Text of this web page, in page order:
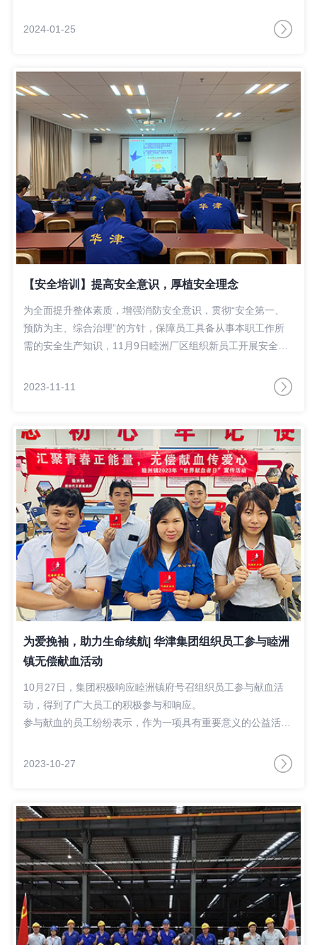
2024-01-25
【安全培训】提高安全意识，厚植安全理念
为全面提升整体素质，增强消防安全意识，贯彻“安全第一、
预防为主、综合治理”的方针，保障员工具备从事本职工作所
需的安全生产知识，11月9日睦洲厂区组织新员工开展安全知
2023-11-11
为爱挽袖，助力生命续航| 华津集团组织员工参与睦洲
镇无偿献血活动
10月27日，集团积极响应睦洲镇府号召组织员工参与献血活
动，得到了广大员工的积极参与和响应。
参与献血的员工纷纷表示，作为一项具有重要意义的公益活
生命的希望，今后还将继续参与。
2023-10-27